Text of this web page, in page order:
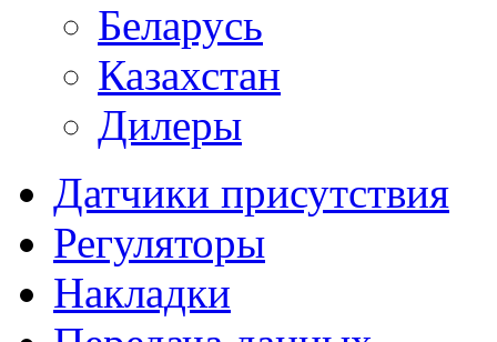
Беларусь
Казахстан
Дилеры
Датчики присутствия
Регуляторы
Накладки